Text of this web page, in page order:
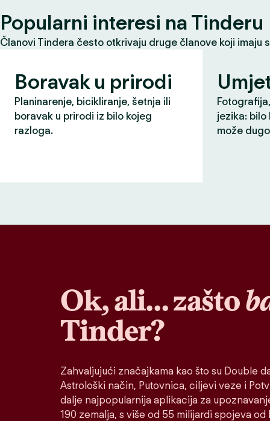
Popularni interesi na Tinderu
Članovi Tindera često otkrivaju druge članove koji
Boravak u prirodi
Planinarenje, bicikliranje, šetnja ili
boravak u prirodi iz bilo kojeg
razloga.
jezika: bilo
može
Ok, ali… zašto
Tinder?
Zahvaljujući značajkama kao što su Double
Astrološki način, Putovnica, ciljevi veze i
dalje najpopularnija aplikacija za
190 zemalja, s više od 55 milijardi spojeva